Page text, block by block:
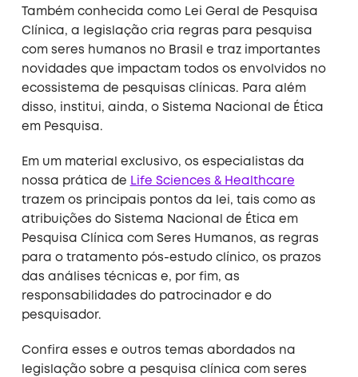
Também conhecida como Lei Geral de Pesquisa
Clínica, a legislação cria regras para pesquisa
com seres humanos no Brasil e traz importantes
novidades que impactam todos os envolvidos no
ecossistema de pesquisas clínicas. Para além
disso, institui, ainda, o Sistema Nacional de Ética
em Pesquisa.
Em um material exclusivo, os especialistas da
nossa prática de Life Sciences & Healthcare
trazem os principais pontos da lei, tais como as
atribuições do Sistema Nacional de Ética em
Pesquisa Clínica com Seres Humanos, as regras
para o tratamento pós-estudo clínico, os prazos
das análises técnicas e, por fim, as
responsabilidades do patrocinador e do
pesquisador.
Confira esses e outros temas abordados na
legislação sobre a pesquisa clínica com seres